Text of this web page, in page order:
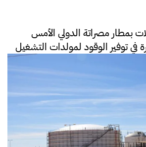
بمطار مصراتة الدولي الأمس
في توفير الوقود لمولدات التشغيل